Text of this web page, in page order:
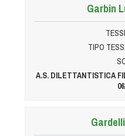
Garbin
TIPO
A.S. DILETTANTISTICA